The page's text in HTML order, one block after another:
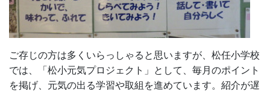
ご存じの方は多くいらっしゃると思いますが、松任小学校
では、「松小元気プロジェクト」として、毎月のポイント
を掲げ、元気の出る学習や取組を進めています。紹介が遅